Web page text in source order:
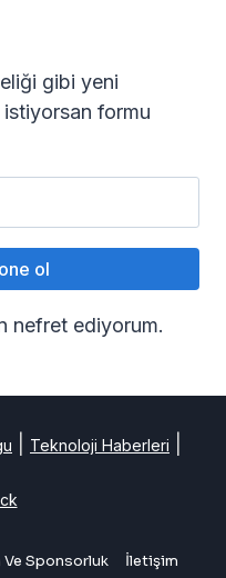
gibi yeni
formu
nefret ediyorum.
Teknoloji Haberleri
Ve Sponsorluk İletişim